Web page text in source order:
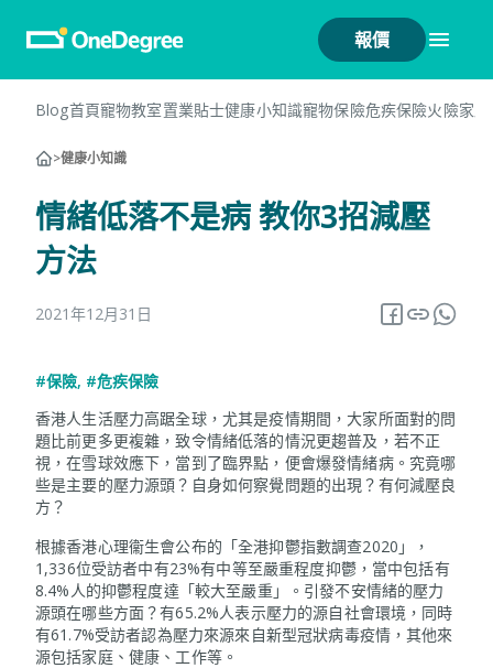
報價
Blog首頁寵物教室置業貼士健康小知識寵物保險危疾保險火險家
>健康小知識
情緒低落不是病 教你3招減壓
方法
2021年12月31日
#保險, #危疾保險
香港人生活壓力高踞全球，尤其是疫情期間，大家所面對的問
題比前更多更複雜，致令情緒低落的情況更趨普及，若不正
視，在雪球效應下，當到了臨界點，便會爆發情緒病。究竟哪
些是主要的壓力源頭？自身如何察覺問題的出現？有何減壓良
方？
根據香港心理衞生會公布的「全港抑鬱指數調查2020」，
1,336位受訪者中有23%有中等至嚴重程度抑鬱，當中包括有
8.4%人的抑鬱程度達「較大至嚴重」。引發不安情緒的壓力
源頭在哪些方面？有65.2%人表示壓力的源自社會環境，同時
有61.7%受訪者認為壓力來源來自新型冠狀病毒疫情，其他來
源包括家庭、健康、工作等。